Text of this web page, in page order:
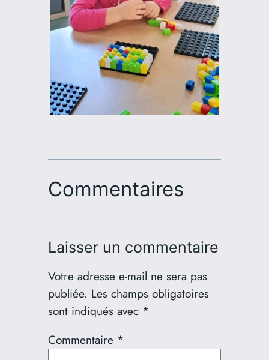
Commentaires
Laisser un commentaire
Votre adresse e-mail ne sera pas
publiée. Les champs obligatoires
sont indiqués avec *
Commentaire *